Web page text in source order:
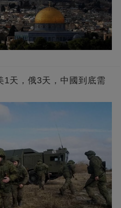
1天，俄3天，中國到底需